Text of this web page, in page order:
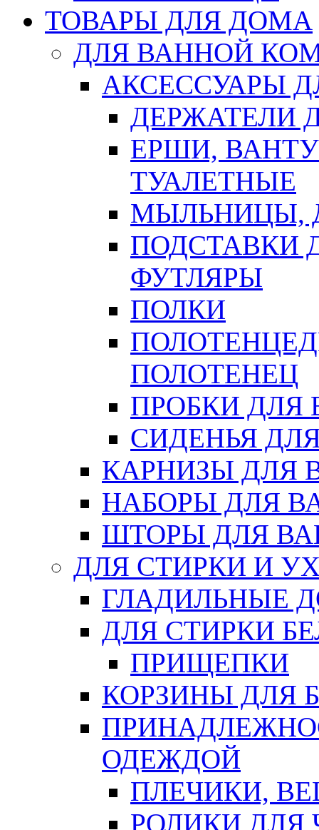
ТОВАРЫ ДЛЯ ДОМА
ДЛЯ ВАННОЙ
АКСЕССУАРЫ
ДЕРЖАТЕЛИ
ЕРШИ,
ТУАЛЕТНЫЕ
МЫЛЬНИЦЫ,
ПОДСТАВКИ
ФУТЛЯРЫ
ПОЛКИ
ПОЛОТЕНЕЦ
ПРОБКИ ДЛЯ
СИДЕНЬЯ
КАРНИЗЫ ДЛЯ
НАБОРЫ ДЛЯ
ШТОРЫ ДЛЯ
ДЛЯ СТИРКИ И
ГЛАДИЛЬНЫЕ
ДЛЯ СТИРКИ
ПРИЩЕПКИ
КОРЗИНЫ ДЛЯ
ОДЕЖДОЙ
ПЛЕЧИКИ,
РОЛИКИ ДЛЯ